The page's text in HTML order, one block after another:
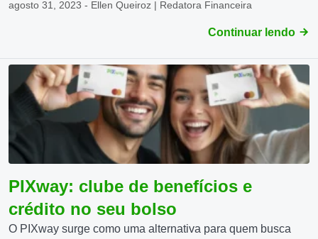
agosto 31, 2023 - Ellen Queiroz | Redatora Financeira
Continuar lendo
PIXway: clube de benefícios e
crédito no seu bolso
O PIXway surge como uma alternativa para quem busca